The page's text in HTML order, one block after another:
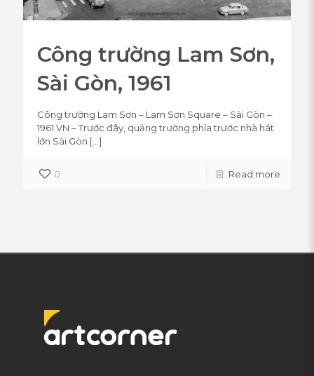
Công trường Lam Sơn,
Sài Gòn, 1961
Công trường Lam Sơn – Lam Sơn Square – Sài Gòn –
1961 VN – Trước đây, quảng trường phía trước nhà hát
lớn Sài Gòn […]
0 Read more